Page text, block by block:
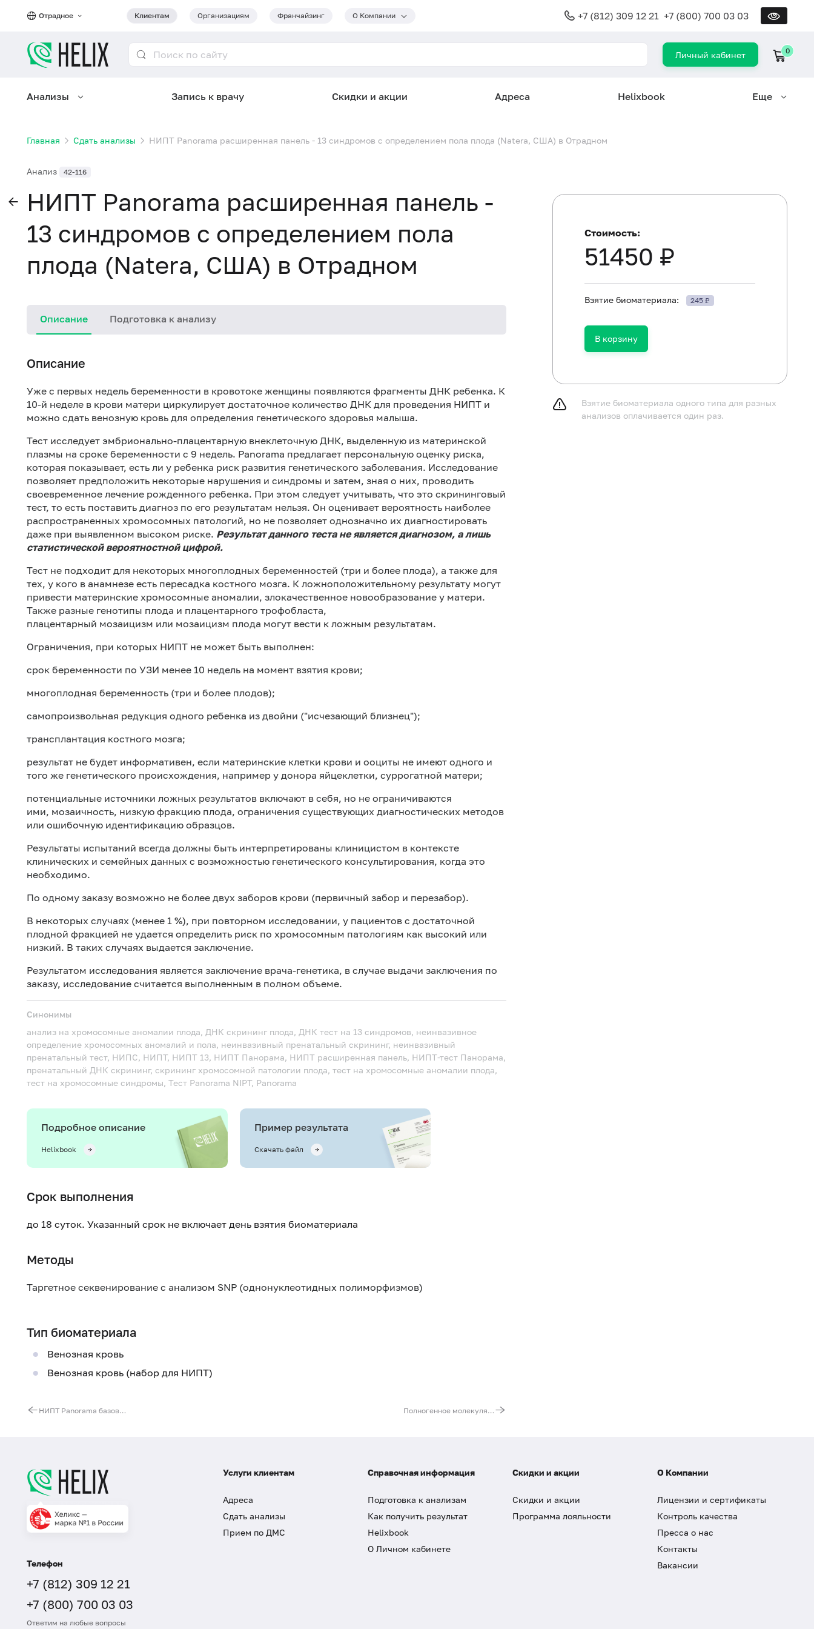
Отрадное Клиентам Организациям Франчайзинг О Компании +7 (812) 309 12 21 +7 (800) 700 03 03
Личный кабинет 0
Анализы Запись к врачу Скидки и акции Адреса Helixbook Еще
Главная Сдать анализы НИПТ Panorama расширенная панель - 13 синдромов с определением пола плода (Natera, США) в Отрадном
Анализ 42-116
НИПТ Panorama расширенная панель -
13 синдромов с определением пола
плода (Natera, США) в Отрадном
Описание Подготовка к анализу
Описание
Уже с первых недель беременности в кровотоке женщины появляются фрагменты ДНК ребенка. К
10-й неделе в крови матери циркулирует достаточное количество ДНК для проведения НИПТ и
можно сдать венозную кровь для определения генетического здоровья малыша.
Тест исследует эмбрионально-плацентарную внеклеточную ДНК, выделенную из материнской
плазмы на сроке беременности с 9 недель. Panorama предлагает персональную оценку риска,
которая показывает, есть ли у ребенка риск развития генетического заболевания. Исследование
позволяет предположить некоторые нарушения и синдромы и затем, зная о них, проводить
своевременное лечение рожденного ребенка. При этом следует учитывать, что это скрининговый
тест, то есть поставить диагноз по его результатам нельзя. Он оценивает вероятность наиболее
распространенных хромосомных патологий, но не позволяет однозначно их диагностировать
даже при выявленном высоком риске. Результат данного теста не является диагнозом, а лишь
статистической вероятностной цифрой.
Тест не подходит для некоторых многоплодных беременностей (три и более плода), а также для
тех, у кого в анамнезе есть пересадка костного мозга. К ложноположительному результату могут
привести материнские хромосомные аномалии, злокачественное новообразование у матери.
Также разные генотипы плода и плацентарного трофобласта,
плацентарный мозаицизм или мозаицизм плода могут вести к ложным результатам.
Ограничения, при которых НИПТ не может быть выполнен:
срок беременности по УЗИ менее 10 недель на момент взятия крови;
многоплодная беременность (три и более плодов);
самопроизвольная редукция одного ребенка из двойни ("исчезающий близнец");
трансплантация костного мозга;
результат не будет информативен, если материнские клетки крови и ооциты не имеют одного и
того же генетического происхождения, например у донора яйцеклетки, суррогатной матери;
потенциальные источники ложных результатов включают в себя, но не ограничиваются
ими, мозаичность, низкую фракцию плода, ограничения существующих диагностических методов
или ошибочную идентификацию образцов.
Результаты испытаний всегда должны быть интерпретированы клиницистом в контексте
клинических и семейных данных с возможностью генетического консультирования, когда это
необходимо.
По одному заказу возможно не более двух заборов крови (первичный забор и перезабор).
В некоторых случаях (менее 1 %), при повторном исследовании, у пациентов с достаточной
плодной фракцией не удается определить риск по хромосомным патологиям как высокий или
низкий. В таких случаях выдается заключение.
Результатом исследования является заключение врача-генетика, в случае выдачи заключения по
заказу, исследование считается выполненным в полном объеме.
Синонимы
анализ на хромосомные аномалии плода, ДНК скрининг плода, ДНК тест на 13 синдромов, неинвазивное
определение хромосомных аномалий и пола, неинвазивный пренатальный скрининг, неинвазивный
пренатальный тест, НИПС, НИПТ, НИПТ 13, НИПТ Панорама, НИПТ расширенная панель, НИПТ-тест Панорама,
пренатальный ДНК скрининг, скрининг хромосомной патологии плода, тест на хромосомные аномалии плода,
тест на хромосомные синдромы, Тест Panorama NIPT, Panorama
Подробное описание
Helixbook
Пример результата
Скачать файл
Срок выполнения
до 18 суток. Указанный срок не включает день взятия биоматериала
Методы
Таргетное секвенирование с анализом SNP (однонуклеотидных полиморфизмов)
Тип биоматериала
Венозная кровь
Венозная кровь (набор для НИПТ)
НИПТ Panorama базовая панель - 9 синдромов с определением пола плода (Natera, США) Полногенное молекулярно-генетическое исследование генов BRCA1, BRCA2, ATM, PALB2, CHEK2 методом NGS
исследование натощак.
Стоимость:
51450 ₽
Взятие биоматериала: 245 ₽
В корзину
Взятие биоматериала одного типа для разных
анализов оплачивается один раз.
Телефон
+7 (812) 309 12 21
+7 (800) 700 03 03
Ответим на любые вопросы
Услуги клиентам
Адреса
Сдать анализы
Прием по ДМС
Справочная информация
Подготовка к анализам
Как получить результат
Helixbook
О Личном кабинете
Скидки и акции
Скидки и акции
Программа лояльности
О Компании
Лицензии и сертификаты
Контроль качества
Пресса о нас
Контакты
Вакансии